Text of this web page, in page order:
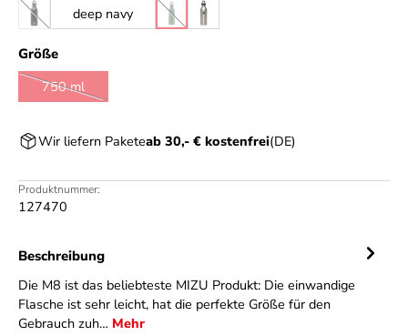
black
(Diese Option ist zurzeit nicht verfügbar.)
deep navy
sage
(Diese Option ist zurzeit nicht verfügbar.)
stainless
Größeauswählen
750 ml
(Diese Option ist zurzeit nicht verfügbar.)
Wir liefern Paketeab 30,- € kostenfrei(DE)
Produktnummer:
127470
Beschreibung
Die M8 ist das beliebteste MIZU Produkt: Die einwandige
Flasche ist sehr leicht, hat die perfekte Größe für den
Gebrauch zuh… Mehr